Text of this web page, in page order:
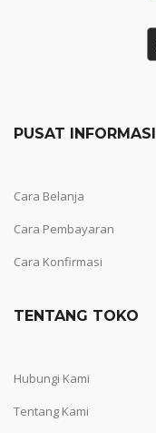
PUSAT INFORMASI
Cara Belanja
Cara Pembayaran
Cara Konfirmasi
TENTANG TOKO
Hubungi Kami
Tentang Kami